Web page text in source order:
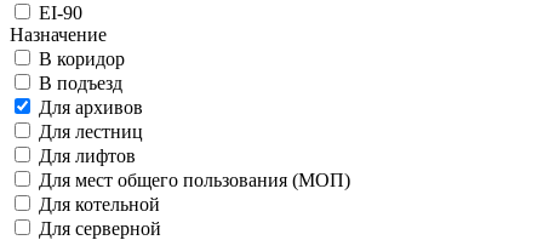
EI-90
Назначение
В коридор
В подъезд
Для архивов
Для лестниц
Для лифтов
Для мест общего пользования (МОП)
Для котельной
Для серверной